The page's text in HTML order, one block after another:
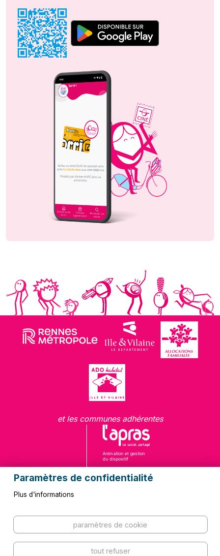
et les communes adhérentes
Kit de communication
Mentions légales
Plan du site
Politique de confidentialité
Paramètres de confidentialité
Plus d'informations
paramètres de cookie
tout refuser